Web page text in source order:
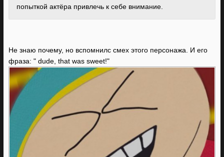
попыткой актёра привлечь к себе внимание.
Не знаю почему, но вспомнилс смех этого персонажа. И его
фраза: " dude, that was sweet!"